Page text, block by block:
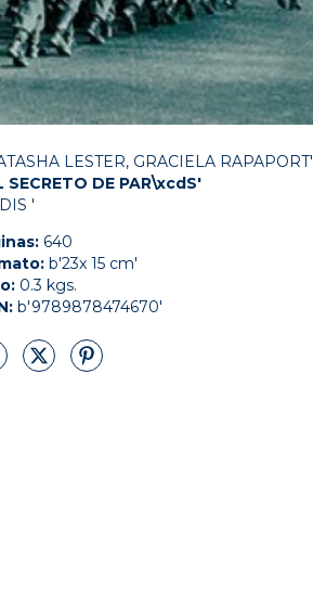
LESTER, GRACIELA RAPAPORT'
SECRETO DE PAR\xcdS'
'
640
b'23x 15 cm'
0.3 kgs.
b'9789878474670'